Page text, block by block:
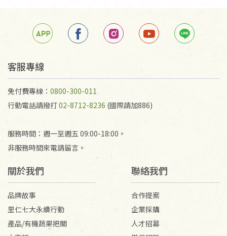
客服專線
免付費專線： 0800-300-011
行動電話請撥打02-8712-8236 (國際請加886)
服務時間：週一至週五 09:00-18:00。
非服務時間來電請留言。
關於我們
品牌故事
里仁七大永續行動
產品/有機蔬果把關
聯絡我們
合作提案
企業採購
人才招募